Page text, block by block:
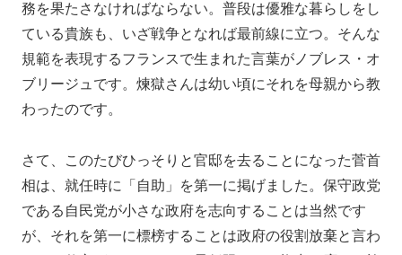
務を果たさなければならない。普段は優雅な暮らしをし
ている貴族も、いざ戦争となれば最前線に立つ。そんな
規範を表現するフランスで生まれた言葉がノブレス・オ
ブリージュです。煉獄さんは幼い頃にそれを母親から教
わったのです。
さて、このたびひっそりと官邸を去ることになった菅首
相は、就任時に「自助」を第一に掲げました。保守政党
である自民党が小さな政府を志向することは当然です
が、それを第一に標榜することは政府の役割放棄と言わ